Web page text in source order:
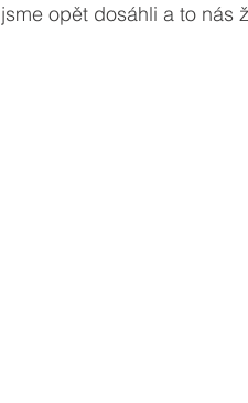
jsme opět dosáhli a to nás